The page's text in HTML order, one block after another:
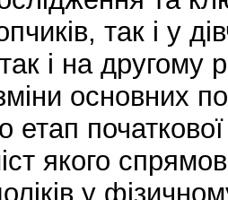
так і у
і на другому
основних
етап
якого
у